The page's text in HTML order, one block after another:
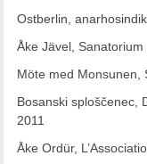
Ostberlin,
Åke Jävel,
Möte med Monsunen,
Bosanski sploščenec,
2011
Åke Ordür,